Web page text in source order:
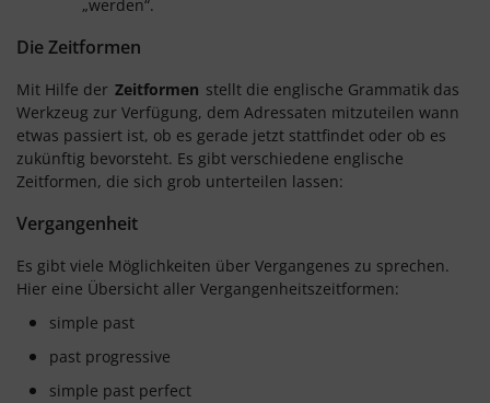
„werden“.
Die Zeitformen
Mit Hilfe der Zeitformen stellt die englische Grammatik das
Werkzeug zur Verfügung, dem Adressaten mitzuteilen wann
etwas passiert ist, ob es gerade jetzt stattfindet oder ob es
zukünftig bevorsteht. Es gibt verschiedene englische
Zeitformen, die sich grob unterteilen lassen:
Vergangenheit
Es gibt viele Möglichkeiten über Vergangenes zu sprechen.
Hier eine Übersicht aller Vergangenheitszeitformen:
simple past
past progressive
simple past perfect